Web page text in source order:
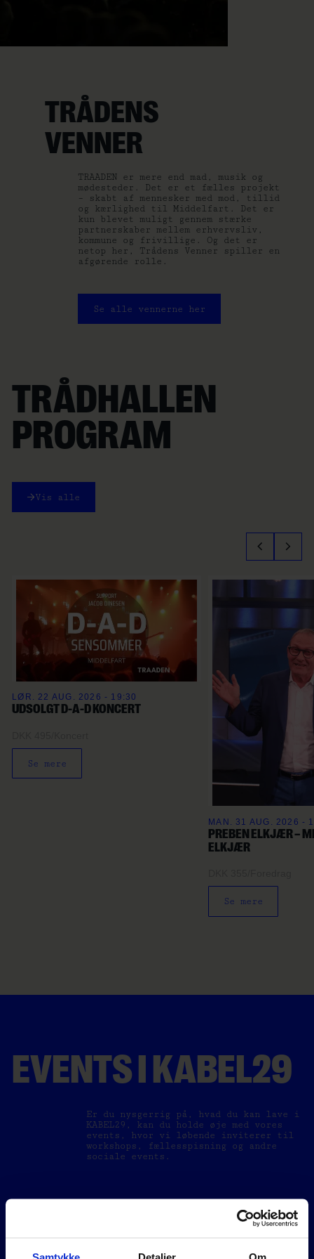
TRÅDENS
VENNER
TRAADEN er mere end mad, musik og
mødesteder. Det er et fælles projekt
– skabt af mennesker med mod, tillid
og kærlighed til Middelfart. Det er
kun blevet muligt gennem stærke
partnerskaber mellem erhvervsliv,
kommune og frivillige. Og det er
netop her, Trådens Venner spiller en
afgørende rolle.
Se alle vennerne her
TRÅDHALLEN
PROGRAM
Vis alle
LØR. 22 AUG. 2026 - 19:30
UDSOLGT D-A-D KONCERT
Se mere
MAN. 31 AUG. 2026 -
PREBEN ELKJÆR –
ELKJÆR
Se mere
EVENTS I KABEL29
Er du nysgerrig på, hvad du kan lave i
KABEL29, kan du holde øje med vores
events, hvor vi løbende inviterer til
workshops, fællesspisning og andre
sociale events.